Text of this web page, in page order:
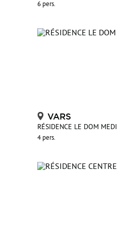
6 pers.
VARS
RÉSIDENCE LE DOM MEDI
4 pers.